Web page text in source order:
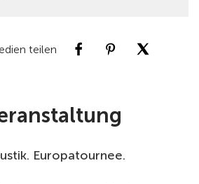
teilen
Europatournee.